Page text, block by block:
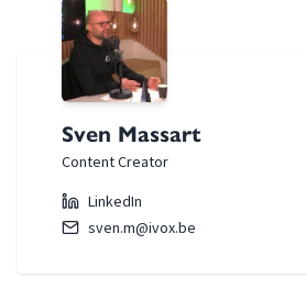
Sven Massart
Content Creator
LinkedIn
sven.m@ivox.be